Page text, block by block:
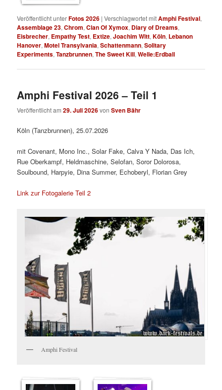
Veröffentlicht unterFotos 2026 |Verschlagwortet mitAmphi Festival,
Assemblage 23,Chrom,Clan Of Xymox, Diary of Dreams,
Eisbrecher, Empathy Test, Extize,Joachim Witt,Köln, Lebanon
Hanover,Motel Transylvania,Schattenmann,Solitary
Experiments,Tanzbrunnen,The Sweet Kill,Welle:Erdball
Amphi Festival 2026 – Teil 1
Veröffentlicht am29. Juli 2026vonSven Bähr
Köln (Tanzbrunnen), 25.07.2026
mit Covenant, Mono Inc., Solar Fake, Calva Y Nada, Das Ich,
Rue Oberkampf, Heldmaschine, Selofan, Soror Dolorosa,
Soulbound, Harpyie, Dina Summer, Echoberyl, Florian Grey
Link zur Fotogalerie Teil 2
Amphi Festival